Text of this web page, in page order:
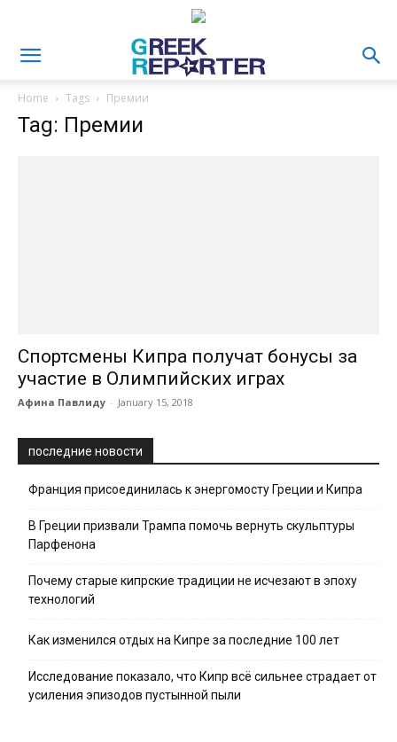
Home Tags Премии
Tag: Премии
Спортсмены Кипра получат бонусы за
участие в Олимпийских играх
Афина Павлиду - January 15, 2018
последние новости
Франция присоединилась к энергомосту Греции и Кипра
В Греции призвали Трампа помочь вернуть скульптуры
Парфенона
Почему старые кипрские традиции не исчезают в эпоху
технологий
Как изменился отдых на Кипре за последние 100 лет
Исследование показало, что Кипр всё сильнее страдает от
усиления эпизодов пустынной пыли